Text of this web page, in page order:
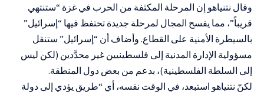
وقال نتنياهو إن المرحلة المكثفة من الحرب في غزة “ستنتهي
قريباً”، مما يفسح المجال لمرحلة جديدة تحتفظ فيها “إسرائيل”
بالسيطرة الأمنية على القطاع. وأضاف أن “إسرائيل” ستنقل
مسؤولية الإدارة المدنية إلى فلسطينيين غير محدَّدين (لكن ليس
إلى السلطة الفلسطينية)، بدعم من بعض دول المنطقة.
لكنّ نتنياهو استبعد، في الوقت نفسه، أي “طريق يؤدي إلى دولة